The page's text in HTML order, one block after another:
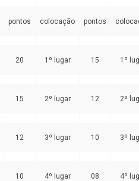
pontos colocação pontos
20 1º lugar 15 1º
15 2º lugar 12 2º
12 3º lugar 10 3º
10 4º lugar 08 4º